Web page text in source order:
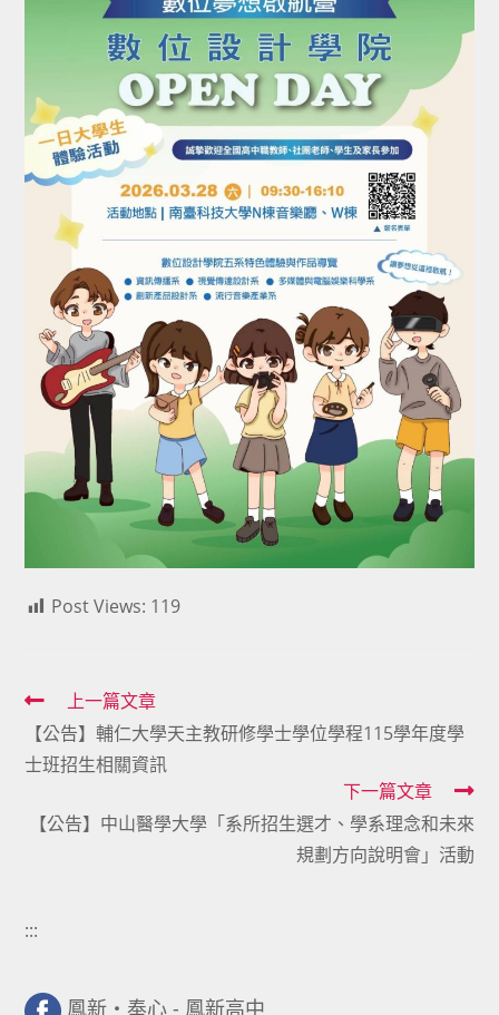
Post Views: 119
Read
more
articles
上一篇文章
【公告】輔仁大學天主教研修學士學位學程115學年度學
士班招生相關資訊
下一篇文章
【公告】中山醫學大學「系所招生選才、學系理念和未來
規劃方向說明會」活動
:::
鳳新・奉心 - 鳳新高中